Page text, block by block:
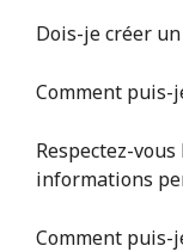
Dois-je créer un
Comment puis-
Respectez-
informations
Comment